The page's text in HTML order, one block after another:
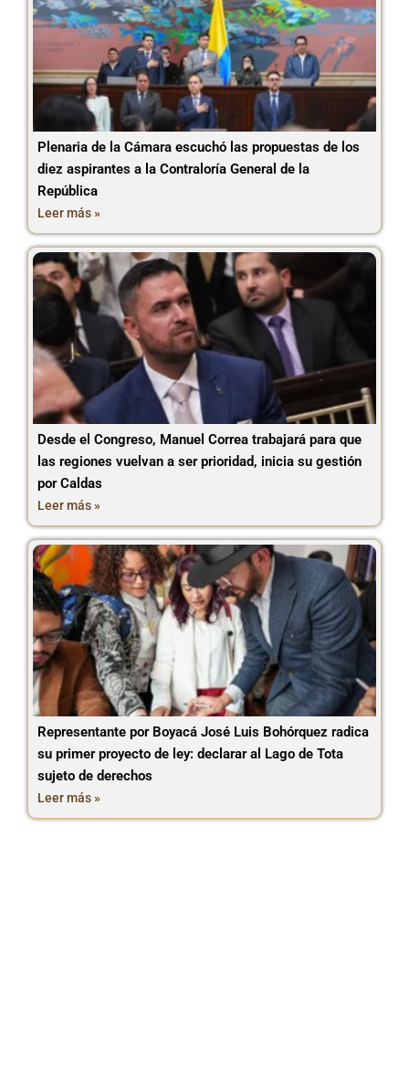
Plenaria de la Cámara escuchó las propuestas de los
diez aspirantes a la Contraloría General de la
República
Leer más »
Desde el Congreso, Manuel Correa trabajará para que
las regiones vuelvan a ser prioridad, inicia su gestión
por Caldas
Leer más »
Representante por Boyacá José Luis Bohórquez radica
su primer proyecto de ley: declarar al Lago de Tota
sujeto de derechos
Leer más »